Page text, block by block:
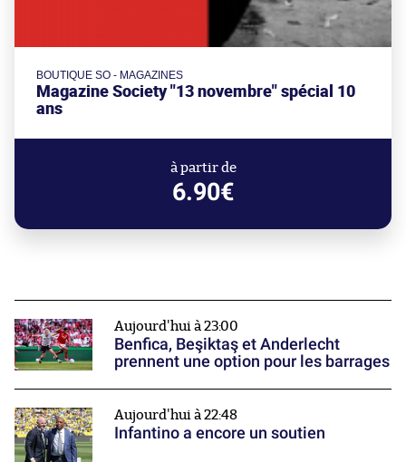
BOUTIQUE SO - MAGAZINES
Magazine Society "13 novembre" spécial 10
ans
à partir de
6.90€
Aujourd'hui à 23:00
Benfica, Beşiktaş et Anderlecht
prennent une option pour les barrages
Aujourd'hui à 22:48
Infantino a encore un soutien